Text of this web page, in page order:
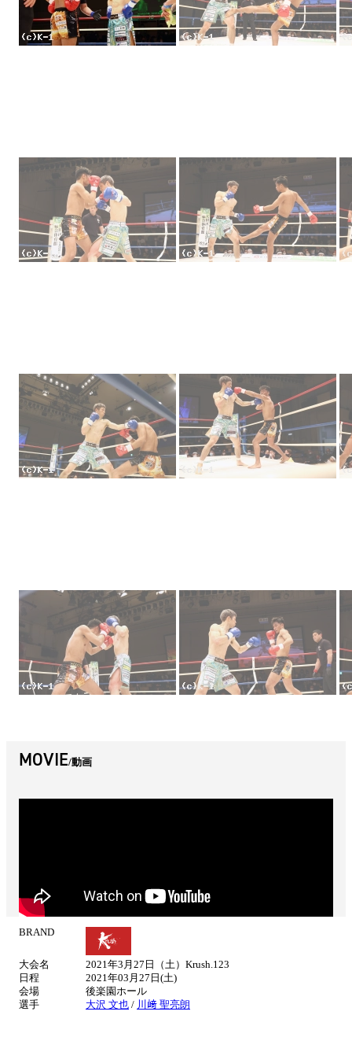
MOVIE 動画
BRAND
大会名
2021年3月27日（土）Krush.123
日程
2021年03月27日(土)
会場
後楽園ホール
選手
大沢 文也 / 川﨑 聖亮朗